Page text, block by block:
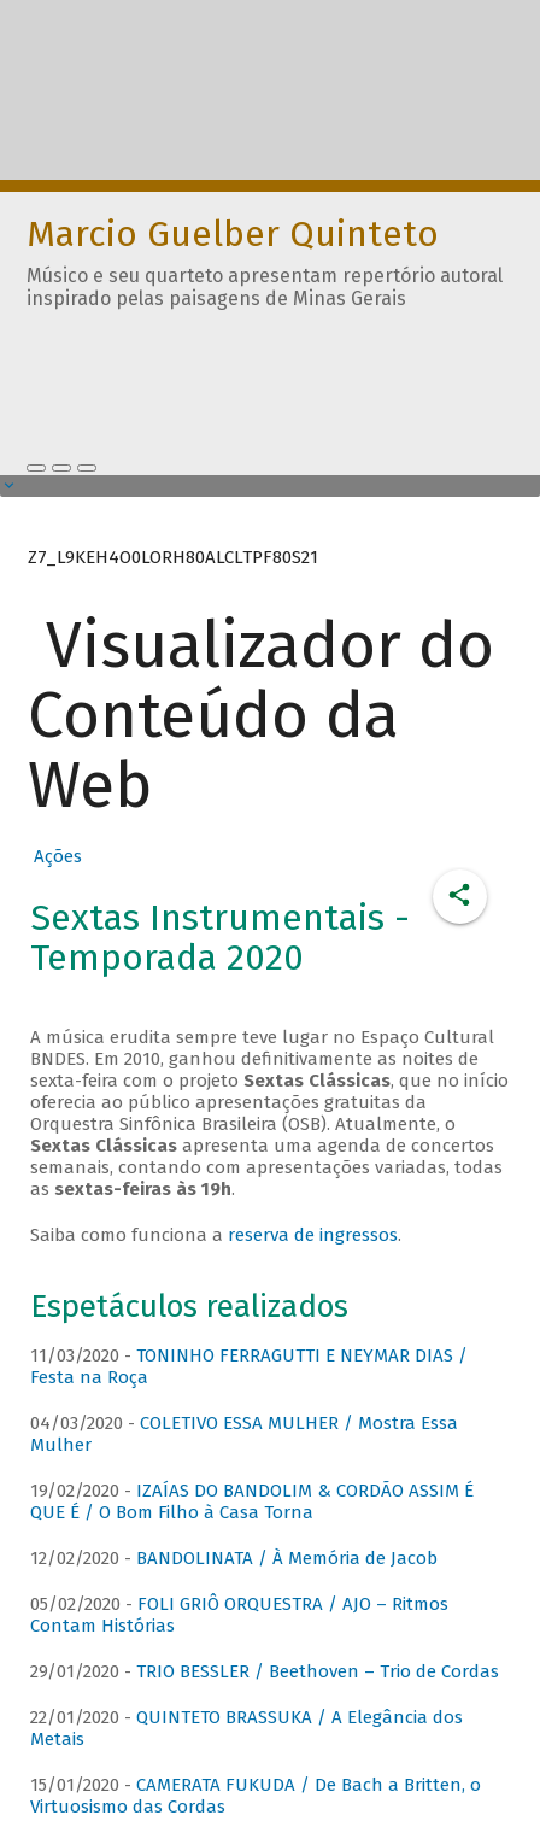
Marcio Guelber Quinteto
Músico e seu quarteto apresentam repertório autoral
inspirado pelas paisagens de Minas Gerais
Z7_L9KEH4O0LORH80ALCLTPF80S21
Visualizador do
Conteúdo da
Web
Ações
Sextas Instrumentais -
Temporada 2020
A música erudita sempre teve lugar no Espaço Cultural
BNDES. Em 2010, ganhou definitivamente as noites de
sexta-feira com o projeto Sextas Clássicas, que no início
oferecia ao público apresentações gratuitas da
Orquestra Sinfônica Brasileira (OSB). Atualmente, o
Sextas Clássicasapresenta uma agenda de concertos
semanais, contando com apresentações variadas, todas
as sextas-feiras às 19h.
Saiba como funciona a reserva de ingressos.
Espetáculos realizados
11/03/2020 - TONINHO FERRAGUTTI E NEYMAR DIAS /
Festa na Roça
04/03/2020 - COLETIVO ESSA MULHER / Mostra Essa
Mulher
19/02/2020 - IZAÍAS DO BANDOLIM & CORDÃO ASSIM É
QUE É / O Bom Filho à Casa Torna
12/02/2020 - BANDOLINATA / À Memória de Jacob
05/02/2020 - FOLI GRIÔ ORQUESTRA / AJO – Ritmos
Contam Histórias
29/01/2020 - TRIO BESSLER / Beethoven – Trio de Cordas
22/01/2020 - QUINTETO BRASSUKA / A Elegância dos
Metais
15/01/2020 - CAMERATA FUKUDA / De Bach a Britten, o
Virtuosismo das Cordas